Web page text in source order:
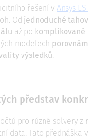
řešení v Ansys
Od jednoduché
až po komplikované
modelech
výsledků.
představ
pro různé solvery z
data. Tato přednáška